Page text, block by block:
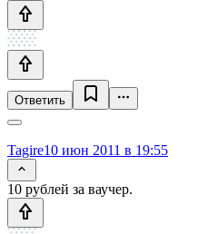
Ответить
Tagire10 июн 2011 в 19:55
10 рублей за ваучер.